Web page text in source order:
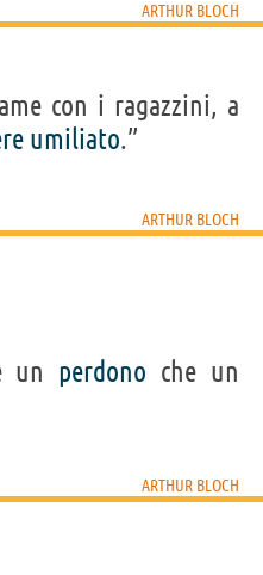
ARTHUR BLOCH
con i ragazzini, a
umiliato.”
ARTHUR BLOCH
un perdono che un
ARTHUR BLOCH